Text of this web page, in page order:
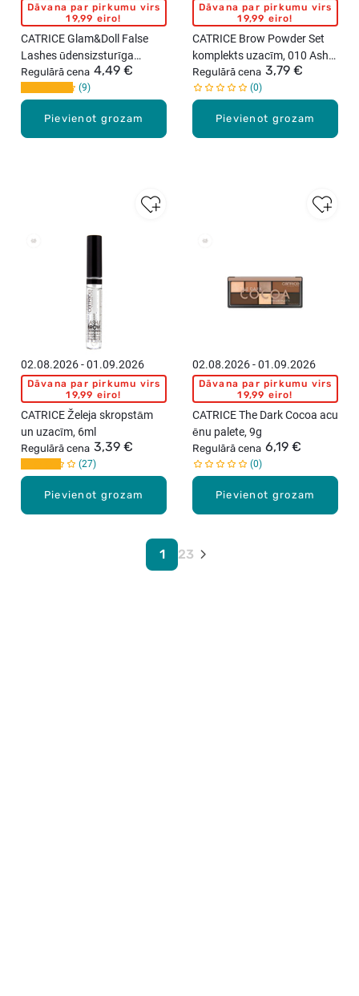
Pievienot grozam
Dāvana par pirkumu virs
19,99 eiro!
CATRICE Glam&Doll False
Lashes ūdensizsturīga
skropstu tuša, Black, 10ml
Regulārā cena 4,49 €
9
Pievienot grozam
Dāvana par pirkumu virs
19,99 eiro!
CATRICE Brow Powder Set
komplekts uzacīm, 010 Ash
Blond, 4g
Regulārā cena 3,79 €
0
Pievienot grozam
02.08.2026 - 01.09.2026
Dāvana par pirkumu virs
19,99 eiro!
CATRICE Želeja skropstām
un uzacīm, 6ml
Regulārā cena 3,39 €
27
Pievienot grozam
02.08.2026 - 01.09.2026
Dāvana par pirkumu virs
19,99 eiro!
CATRICE The Dark Cocoa acu
ēnu palete, 9g
Regulārā cena 6,19 €
0
1 23